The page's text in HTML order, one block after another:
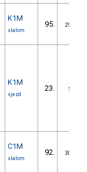
K1M
slalom
95. 29/ZS
K1M
sjezd
23. 5/ZS
C1M
slalom
92. 30/ZS